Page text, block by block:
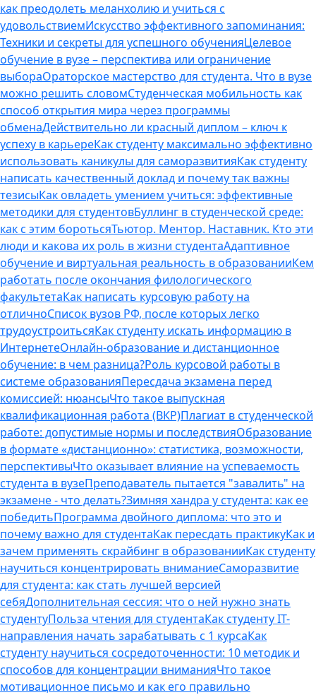
как преодолеть меланхолию и учиться с
удовольствиемИскусство эффективного запоминания:
Техники и секреты для успешного обученияЦелевое
обучение в вузе – перспектива или ограничение
выбораОраторское мастерство для студента. Что в вузе
можно решить словомСтуденческая мобильность как
способ открытия мира через программы
обменаДействительно ли красный диплом – ключ к
успеху в карьереКак студенту максимально эффективно
использовать каникулы для саморазвитияКак студенту
написать качественный доклад и почему так важны
тезисыКак овладеть умением учиться: эффективные
методики для студентовБуллинг в студенческой среде:
как с этим боротьсяТьютор. Ментор. Наставник. Кто эти
люди и какова их роль в жизни студентаАдаптивное
обучение и виртуальная реальность в образованииКем
работать после окончания филологического
факультетаКак написать курсовую работу на
отличноСписок вузов РФ, после которых легко
трудоустроитьсяКак студенту искать информацию в
ИнтернетеОнлайн-образование и дистанционное
обучение: в чем разница?Роль курсовой работы в
системе образованияПересдача экзамена перед
комиссией: нюансыЧто такое выпускная
квалификационная работа (ВКР)Плагиат в студенческой
работе: допустимые нормы и последствияОбразование
в формате «дистанционно»: статистика, возможности,
перспективыЧто оказывает влияние на успеваемость
студента в вузеПреподаватель пытается "завалить" на
экзамене - что делать?Зимняя хандра у студента: как ее
победитьПрограмма двойного диплома: что это и
почему важно для студентаКак пересдать практикуКак и
зачем применять скрайбинг в образованииКак студенту
научиться концентрировать вниманиеСаморазвитие
для студента: как стать лучшей версией
себяДополнительная сессия: что о ней нужно знать
студентуПольза чтения для студентаКак студенту IT-
направления начать зарабатывать с 1 курсаКак
студенту научиться сосредоточенности: 10 методик и
способов для концентрации вниманияЧто такое
мотивационное письмо и как его правильно